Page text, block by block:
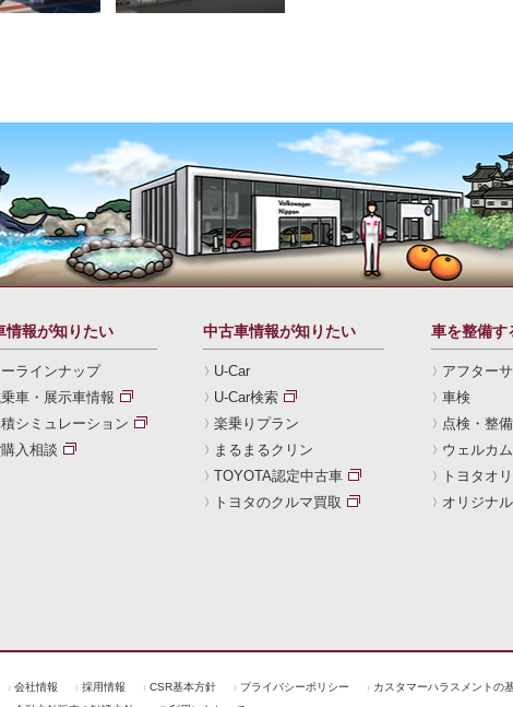
情報が知りたい
ラインナップ
車・展示車情報
積シミュレーション
入相談
中古車情報が知りたい
U-Car
U-Car検索
楽乗りプラン
まるまるクリン
TOYOTA認定中古車
トヨタのクルマ買取
車を整備す
アフター
車検
点検・整備
ウェルカ
トヨタオ
オリジナ
会社情報 採用情報 CSR基本方針 プライバシーポリシー カスタマーハラスメントの